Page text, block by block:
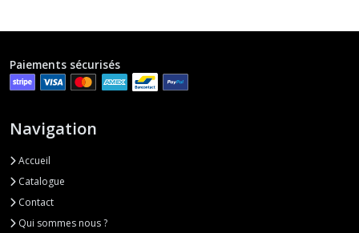
Paiements sécurisés
Navigation
Accueil
Catalogue
Contact
Qui sommes nous ?